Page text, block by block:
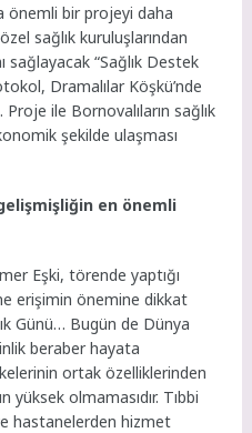
önemli bir projeyi daha
sağlık kuruluşlarından
sağlayacak “Sağlık Destek
Dramalılar Köşkü’nde
ile Bornovalıların sağlık
şekilde ulaşması
en önemli
Eşki, törende yaptığı
erişimin önemine dikkat
Günü… Bugün de Dünya
beraber hayata
ortak özelliklerinden
yüksek olmamasıdır. Tıbbi
hastanelerden hizmet